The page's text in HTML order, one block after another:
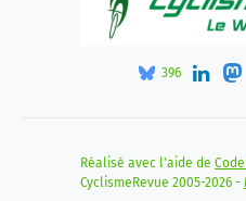
396
Réalisé avec l'aide de
CyclismeRevue 2005-2026 -